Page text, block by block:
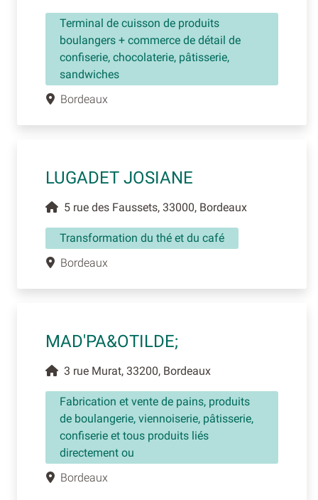
Terminal de cuisson de produits
boulangers + commerce de détail de
confiserie, chocolaterie, pâtisserie,
sandwiches
Bordeaux
LUGADET JOSIANE
5 rue des Faussets, 33000, Bordeaux
Transformation du thé et du café
Bordeaux
MAD'PA&OTILDE;
3 rue Murat, 33200, Bordeaux
Fabrication et vente de pains, produits
de boulangerie, viennoiserie, pâtisserie,
confiserie et tous produits liés
directement ou
Bordeaux